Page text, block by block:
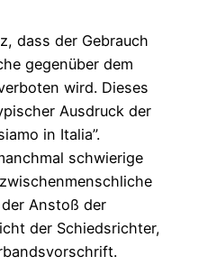
dass der Gebrauch
gegenüber dem
wird. Dieses
Ausdruck der
in Italia”.
schwierige
Anstoß der
der Schiedsrichter,